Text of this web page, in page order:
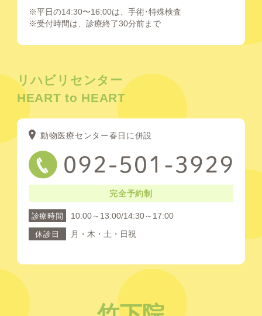
※平日の14:30〜16:00は、手術･特殊検査
※受付時間は、診療終了30分前まで
リハビリセンター
HEART to HEART
動物医療センター春日に併設
完全予約制
診療時間 10:00～13:00/14:30～17:00
休診日 月・木・土・日祝